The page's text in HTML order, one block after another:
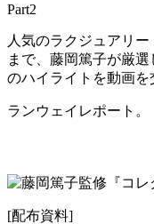
Part2
人気のラクジュアリ
まで、藤岡篤子が厳
のハイライトを動画を
ランウェイレポート。
[配布資料]